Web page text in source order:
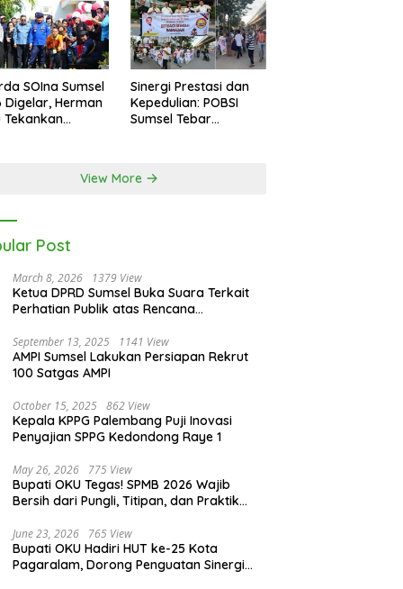
SOIna Sumsel
Digelar, Herman
Tekankan
Sinergi Prestasi dan
Kepedulian: POBSI
Sumsel Tebar
View More
Post
March 8, 2026 1379 View
Ketua DPRD Sumsel Buka Suara Terkait
Perhatian Publik atas Rencana
September 13, 2025 1141 View
AMPI Sumsel Lakukan Persiapan Rekrut
100 Satgas AMPI
October 15, 2025 862 View
Kepala KPPG Palembang Puji Inovasi
Penyajian SPPG Kedondong Raye 1
May 26, 2026 775 View
Bupati OKU Tegas! SPMB 2026 Wajib
Bersih dari Pungli, Titipan, dan Praktik
June 23, 2026 765 View
Bupati OKU Hadiri HUT ke-25 Kota
Pagaralam, Dorong Penguatan Sinergi